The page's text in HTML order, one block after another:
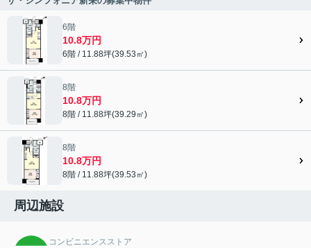
6階
10.8万円
6階 / 11.88坪(39.53㎡)
8階
10.8万円
8階 / 11.88坪(39.29㎡)
8階
10.8万円
8階 / 11.88坪(39.53㎡)
周辺施設
コンビニエンスストア